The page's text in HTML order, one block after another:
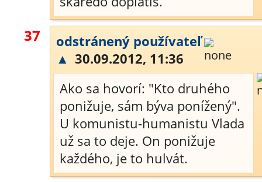
37
odstránený používateľ
▲ 30.09.2012, 11:36
Ako sa hovorí: "Kto druhého
ponižuje, sám býva ponížený".
U komunistu-humanistu Vlada
už sa to deje. On ponižuje
každého, je to hulvát.